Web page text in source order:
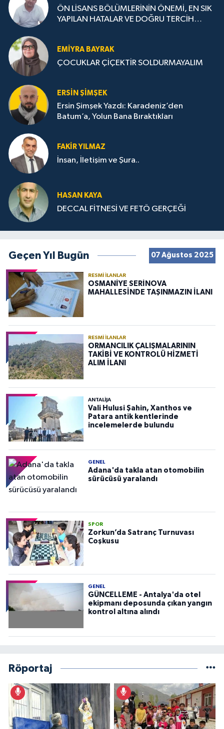
ÖN LİSANS BÖLÜMLERİNİN ÖNEMİ, EN SIK
YAPILAN HATALAR VE DOĞRU TERCİH
EMIYRA BAYRAK
ÇOCUKLAR ÇİÇEKTİR SOLDURMAYALIM
ERSIN ŞIMŞEK
Ersin Şimşek Yazdı: Karadeniz’den
Batum’a, Yolun Bana Bıraktıkları
FAKIR YILMAZ
İnsan, İletişim ve Şura..
HASAN KAYA
DECCAL FİTNESİ VE FETÖ GERÇEĞİ
Geçen Yıl Bugün 07 Ağustos 2025
RESMI İLANLAR
OSMANİYE SERİNOVA
MAHALLESİNDE TAŞINMAZIN İLANI
RESMI İLANLAR
ORMANCILIK ÇALIŞMALARININ
TAKİBİ VE KONTROLÜ HİZMETİ
ALIM İLANI
ANTALIJA
Vali Hulusi Şahin, Xanthos ve
Patara antik kentlerinde
incelemelerde bulundu
GENEL
Adana'da takla atan otomobilin
sürücüsü yaralandı
SPOR
Zorkun’da Satranç Turnuvası
Coşkusu
GENEL
GÜNCELLEME - Antalya'da otel
ekipmanı deposunda çıkan yangın
kontrol altına alındı
Röportaj